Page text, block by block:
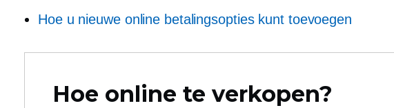
Hoe u nieuwe online betalingsopties kunt toevoegen
Hoe online te verkopen?